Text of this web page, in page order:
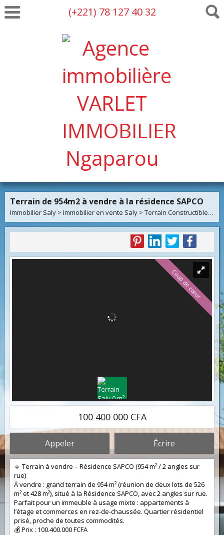
(+221) 78 127 40 32
Terrain de 954m2 à vendre à la résidence SAPCO
Immobilier Saly > Immobilier en vente Saly > Terrain Constructible en vente Saly
Coup de cœur
100 400 000 CFA
Appeler Écrire
🔹 Terrain à vendre – Résidence SAPCO (954 m² / 2 angles sur
rue)
À vendre : grand terrain de 954 m² (réunion de deux lots de 526
m² et 428 m²), situé à la Résidence SAPCO, avec 2 angles sur rue.
Parfait pour un immeuble à usage mixte : appartements à
l’étage et commerces en rez-de-chaussée. Quartier résidentiel
prisé, proche de toutes commodités.
💰 Prix : 100.400.000 FCFA